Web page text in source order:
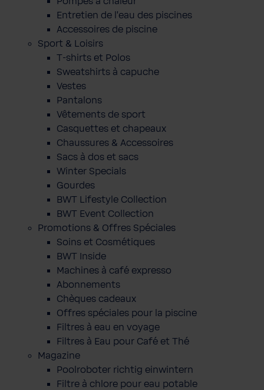
Entretien de l'eau des piscines
Accessoires de piscine
Sport & Loisirs
T-shirts et Polos
Sweatshirts à capuche
Vestes
Pantalons
Vêtements de sport
Casquettes et chapeaux
Chaussures & Accessoires
Sacs à dos et sacs
Winter Specials
Gourdes
BWT Lifestyle Collection
BWT Event Collection
Promotions & Offres Spéciales
Soins et Cosmétiques
BWT Inside
Machines à café expresso
Abonnements
Chèques cadeaux
Offres spéciales pour la piscine
Filtres à eau en voyage
Filtres à Eau pour Café et Thé
Magazine
Poolroboter richtig einwintern
Filtre à chlore pour eau potable